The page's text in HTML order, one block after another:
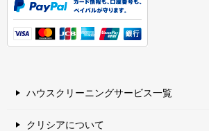
ハウスクリーニングサービス一覧
クリシアについて